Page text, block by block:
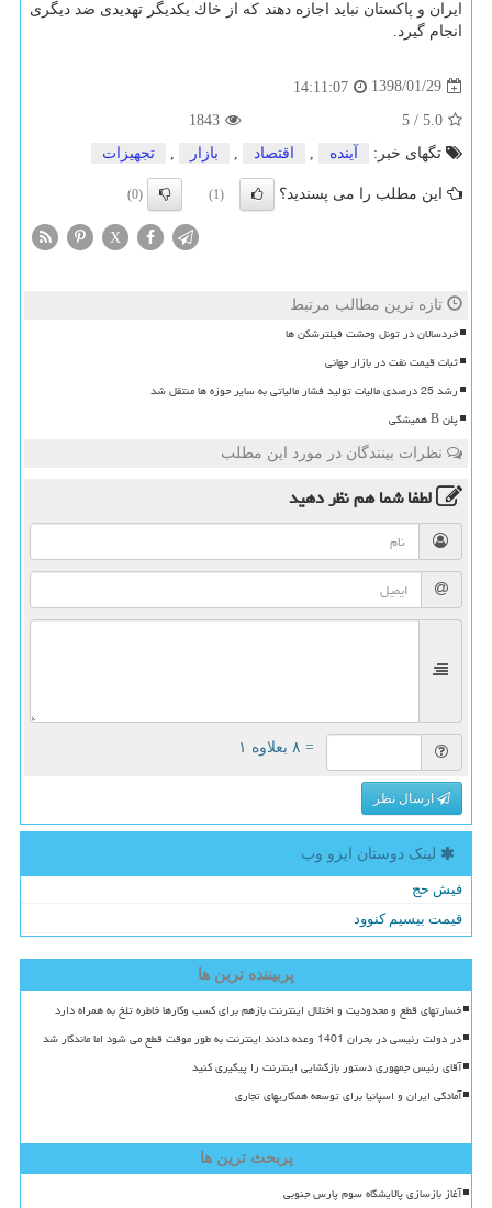
ایران و پاكستان نباید اجازه دهند كه از خاك یكدیگر تهدیدی ضد دیگری
انجام گیرد.
1398/01/29
14:11:07
5.0
/
5
1843
تگهای خبر:
آینده , اقتصاد , بازار , تجهیزات
این مطلب را می پسندید؟ (1)
(0)
X
تازه ترین مطالب مرتبط
خردسالان در تونل وحشت فیلترشکن ها
ثبات قیمت نفت در بازار جهانی
رشد 25 درصدی مالیات تولید فشار مالیاتی به سایر حوزه ها منتقل شد
پلن B همیشگی
نظرات بینندگان در مورد این مطلب
لطفا شما همنظر دهید
= ۸ بعلاوه ۱
ارسال نظر
لینک دوستان ایزو وب
فیش حج
قیمت بیسیم کنوود
پربیننده ترین ها
خسارتهای قطع و محدودیت و اختلال اینترنت بازهم برای کسب وکارها خاطره تلخ به همراه دارد
در دولت رئیسی در بحران 1401 وعده دادند اینترنت به طور موقت قطع می شود اما ماندگار شد
آقای رئیس جمهوری دستور بازگشایی اینترنت را پیگیری کنید
آمادگی ایران و اسپانیا برای توسعه همکاریهای تجاری
پربحث ترین ها
آغاز بازسازی پالایشگاه سوم پارس جنوبی